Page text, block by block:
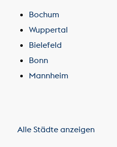
Bochum
Wuppertal
Bielefeld
Bonn
Mannheim
Alle Städte anzeigen